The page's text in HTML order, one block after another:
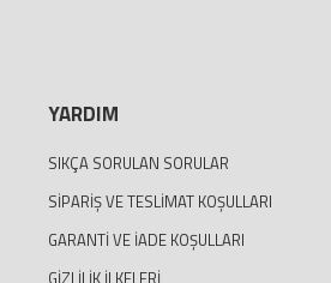
YARDIM
SIKÇA SORULAN SORULAR
SIPARIŞ VE TESLIMAT KOŞULLARI
GARANTI VE İADE KOŞULLARI
GIZLILIK İLKELERI